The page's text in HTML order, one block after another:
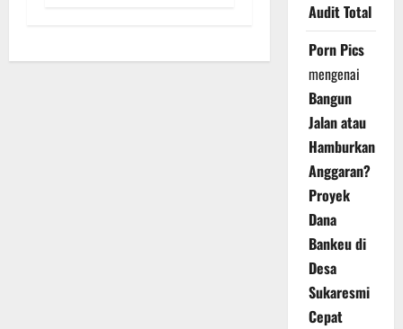
Audit Total
Porn Pics
mengenai
Bangun
Jalan atau
Hamburkan
Anggaran?
Proyek
Dana
Bankeu di
Desa
Sukaresmi
Cepat